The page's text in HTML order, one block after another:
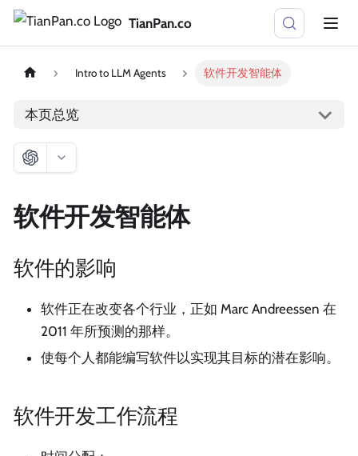
TianPan.co
Intro to LLM Agents 软件开发智能体
本页总览
软件开发智能体
软件的影响
软件正在改变各个行业，正如 Marc Andreessen 在
2011 年所预测的那样。
使每个人都能编写软件以实现其目标的潜在影响。
软件开发工作流程